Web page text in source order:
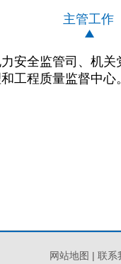
主管工作
安全监管司、机
工程质量监督中心